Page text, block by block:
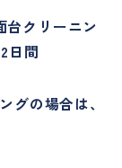
台クリーニン
日間
グの場合は、